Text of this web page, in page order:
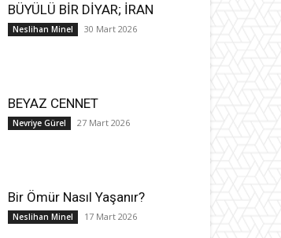
BÜYÜLÜ BİR DİYAR; İRAN
Neslihan Minel 30 Mart 2026
BEYAZ CENNET
Nevriye Gürel 27 Mart 2026
Bir Ömür Nasıl Yaşanır?
Neslihan Minel 17 Mart 2026